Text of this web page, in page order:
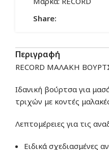
Share:
Περιγραφή
RECORD ΜΑΛΑΚΗ
Ιδανική βούρτσα για
τριχών με κοντές
Λεπτομέρειες για τις
Ειδικά σχεδιασμένες